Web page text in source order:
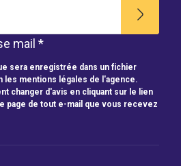
mail *
sera enregistrée dans un fichier
les mentions légales de l'agence.
changer d'avis en cliquant sur le lien
page de tout e-mail que vous recevez